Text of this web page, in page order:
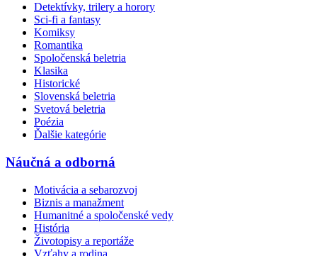
Detektívky, trilery a horory
Sci-fi a fantasy
Komiksy
Romantika
Spoločenská beletria
Klasika
Historické
Slovenská beletria
Svetová beletria
Poézia
Ďalšie kategórie
Náučná a odborná
Motivácia a sebarozvoj
Biznis a manažment
Humanitné a spoločenské vedy
História
Životopisy a reportáže
Vzťahy a rodina